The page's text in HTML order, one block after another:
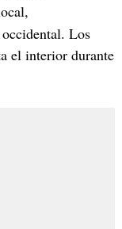
Los
el interior durante